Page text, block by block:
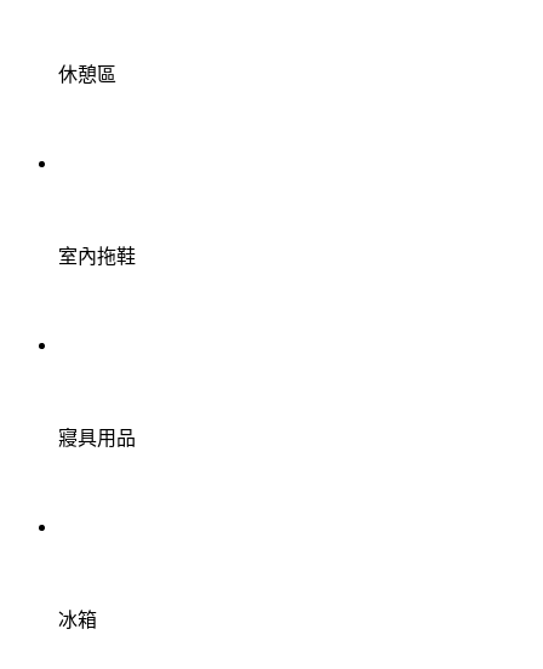
休憩區
室內拖鞋
寢具用品
冰箱